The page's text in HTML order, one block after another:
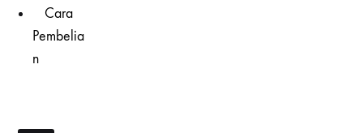
Cara
Pembelia
n